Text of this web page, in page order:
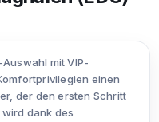
mit VIP-
einen
der den ersten Schritt
wird dank des